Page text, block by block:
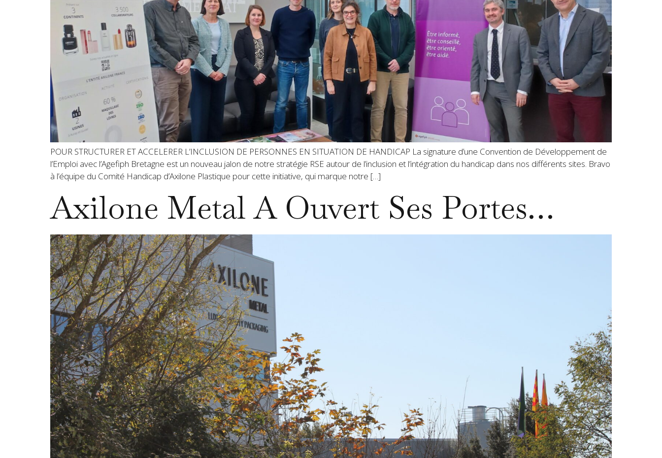
POUR STRUCTURER ET ACCELERER L’INCLUSION DE PERSONNES EN SITUATION DE HANDICAP​ La signature d’une Convention de Développement de
l’Emploi avec l’Agefiph Bretagne est un nouveau jalon de notre stratégie RSE autour de l’inclusion et l’intégration du handicap dans nos différents sites. Bravo
à l’équipe du Comité Handicap d’Axilone Plastique pour cette initiative, qui marque notre […]
Axilone Metal A Ouvert Ses Portes…